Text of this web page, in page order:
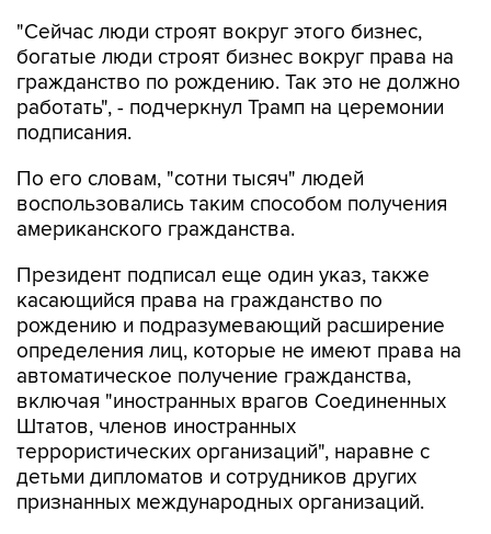
"Сейчас люди строят вокруг этого бизнес,
богатые люди строят бизнес вокруг права на
гражданство по рождению. Так это не должно
работать", - подчеркнул Трамп на церемонии
подписания.
По его словам, "сотни тысяч" людей
воспользовались таким способом получения
американского гражданства.
Президент подписал еще один указ, также
касающийся права на гражданство по
рождению и подразумевающий расширение
определения лиц, которые не имеют права на
автоматическое получение гражданства,
включая "иностранных врагов Соединенных
Штатов, членов иностранных
террористических организаций", наравне с
детьми дипломатов и сотрудников других
признанных международных организаций.